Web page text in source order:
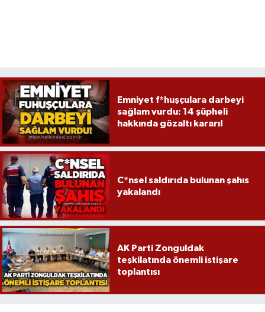
Emniyet f*huşçulara darbeyi
sağlam vurdu: 14 şüpheli
hakkında gözaltı kararı!
C*nsel saldırıda bulunan şahıs
yakalandı
AK Parti Zonguldak
teşkilatında önemli istişare
toplantısı